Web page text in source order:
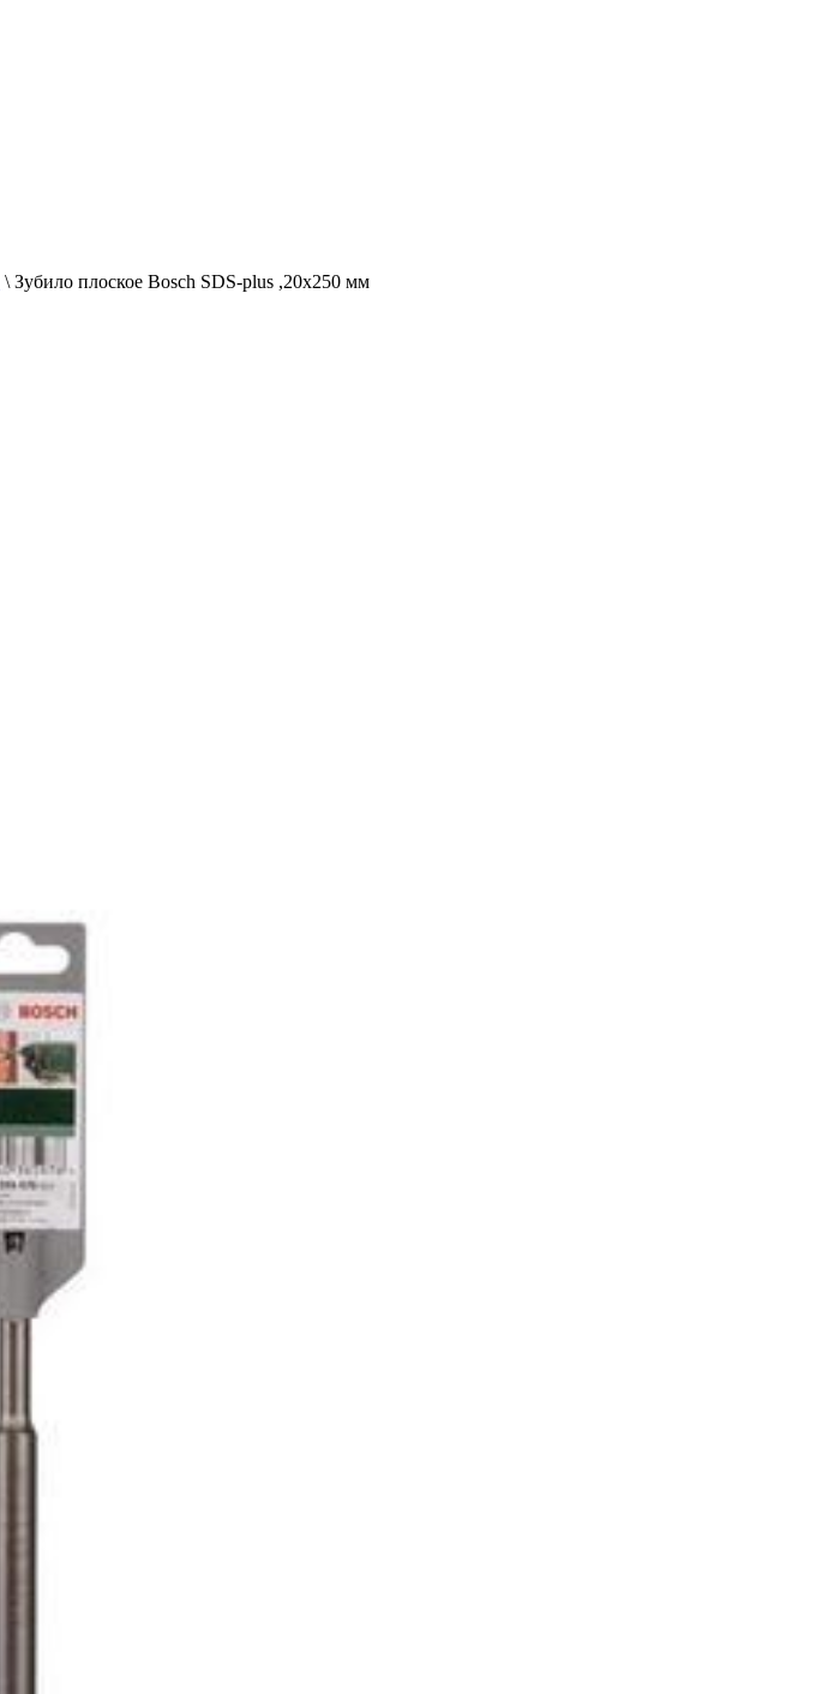
\ Зубило плоское Bosch SDS-plus ,20х250 мм